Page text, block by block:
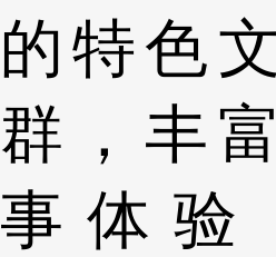
的特色
群，丰
事体验